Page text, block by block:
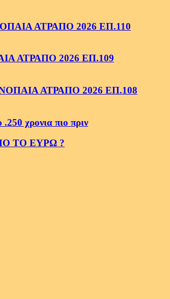
ΑΤΡΑΠΟ 2026 ΕΠ.110
ΑΤΡΑΠΟ 2026 ΕΠ.109
ΑΤΡΑΠΟ 2026 ΕΠ.108
χρονια πιο πριν
ΤΟ ΕΥΡΩ ?